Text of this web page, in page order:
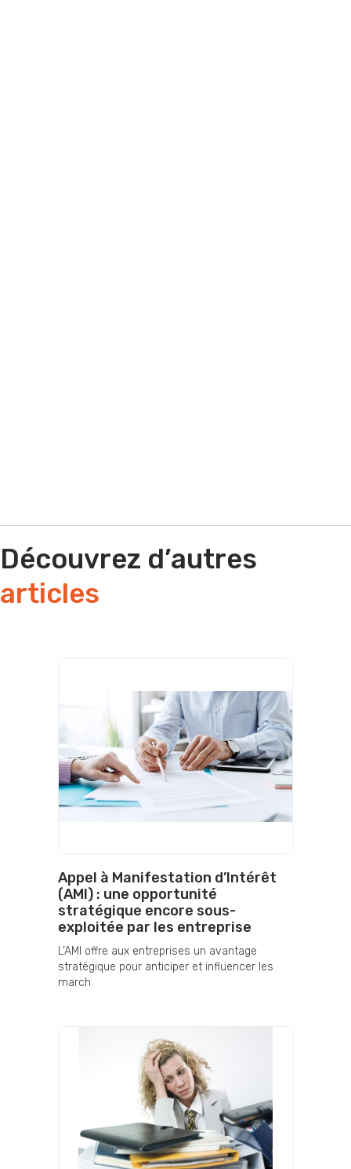
Découvrez d’autres
articles
Appel à Manifestation d’Intérêt
(AMI) : une opportunité
stratégique encore sous-
exploitée par les entreprise
L’AMI offre aux entreprises un avantage
stratégique pour anticiper et influencer les
march